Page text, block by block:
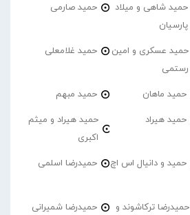
حمید شاهی و میلاد
پارسیان
حمید صارمی
حمید عسکری و امین
رستمی
حمید غلامعلی
حمید ماهان حمید مبهم
حمید هیراد
حمید هیراد و میثم
اکبری
حمید و دانیال اس اچ حمیدرضا اسلمی
حمیدرضا ترکاشوند و حمیدرضا شمیرانی